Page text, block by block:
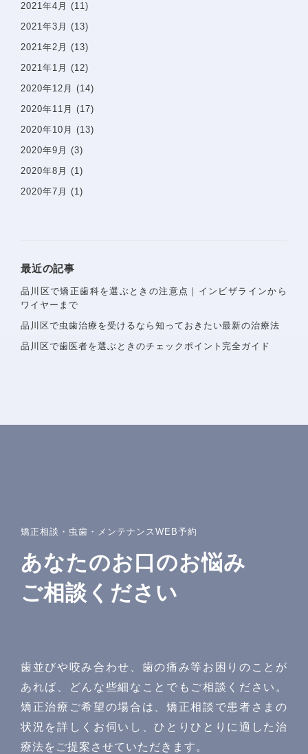
〒142−0051 東京都品川区平塚1-6-19 フォンテーヌ戸
越1F
東急池上線戸越銀座駅・都営浅草線戸越駅 徒歩1分
2021年4月 (11)
2021年3月 (13)
2021年2月 (13)
2021年1月 (12)
2020年12月 (14)
2020年11月 (17)
2020年10月 (13)
2020年9月 (3)
2020年8月 (1)
2020年7月 (1)
最近の記事
品川区で矯正歯科を選ぶときの注意点｜インビザラインから
ワイヤーまで
品川区で虫歯治療を受けるなら知っておきたい最新の治療法
品川区で歯医者を選ぶときのチェックポイント完全ガイド
矯正相談・虫歯・メンテナンスWEB予約
あなたのお口のお悩み
ご相談ください
歯並びや咬み合わせ、歯の痛み等お困りのことが
あれば、どんな些細なことでもご相談ください。
矯正治療ご希望の場合は、矯正相談で患者さまの
状況を詳しくお伺いし、ひとりひとりに適した治
療法をご提案させていただきます。